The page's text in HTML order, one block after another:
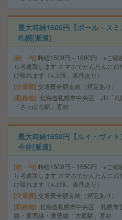
最大時給1600円【ポール・ス
札幌[派遣]
給 与 時給1500円～1600円 ※ご経
り考慮致します スマホでかんたんに前
け取れます（※上限、条件あり）
交通費 交通費全額支給（規定あり）
勤務地
北海道札幌市中央区 JR「札
「さっぽろ駅」直結
最大時給1650円【ルイ・ヴィ
今井[派遣]
給 与 時給1500円～1650円 ※ご経
り考慮致します スマホでかんたんに前
け取れます（※上限、条件あり）
交通費 交通費全額支給（規定あり）
勤務地
北海道札幌市中央区 札幌市
線・東西線・東豊線「大通駅」直結